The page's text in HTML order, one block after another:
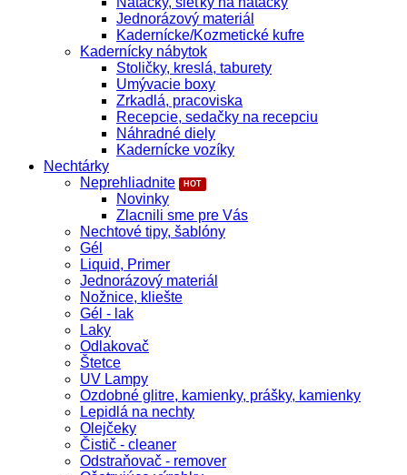
Jednorázový materiál
Kadernícke/Kozmetické kufre
Kadernícky nábytok
Stoličky, kreslá, taburety
Umývacie boxy
Zrkadlá, pracoviska
Recepcie, sedačky na recepciu
Náhradné diely
Kadernícke vozíky
Nechtárky
Neprehliadnite
Novinky
Zlacnili sme pre Vás
Nechtové tipy, šablóny
Gél
Liquid, Primer
Jednorázový materiál
Nožnice, kliešte
Gél - lak
Laky
Odlakovač
Štetce
UV Lampy
Ozdobné glitre, kamienky, prášky, kamienky
Lepidlá na nechty
Olejčeky
Čistič - cleaner
Odstraňovač - remover